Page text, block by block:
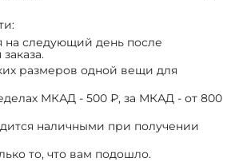
на следующий день после
размеров одной вещи для
МКАД - 500 ₽, за МКАД - от 800
наличными при получении
то, что вам подошло.